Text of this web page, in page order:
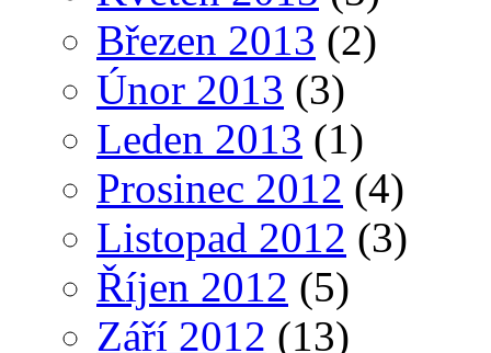
Březen 2013 (2)
Únor 2013 (3)
Leden 2013 (1)
Prosinec 2012 (4)
Listopad 2012 (3)
Říjen 2012 (5)
Září 2012 (13)